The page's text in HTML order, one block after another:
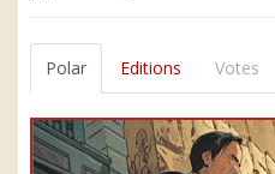
Polar Editions Votes